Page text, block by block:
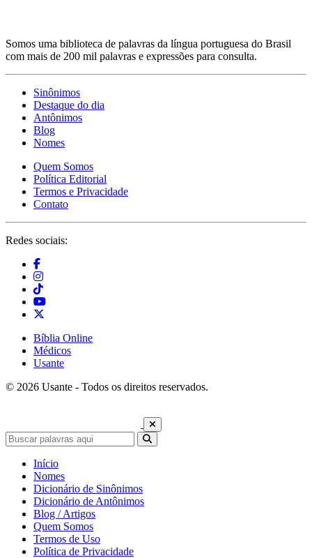
Somos uma biblioteca de palavras da língua portuguesa do Brasil
com mais de 200 mil palavras e expressões para consulta.
Sinônimos
Destaque do dia
Antônimos
Blog
Nomes
Quem Somos
Política Editorial
Termos e Privacidade
Contato
Redes sociais:
Bíblia Online
Médicos
Usante
© 2026 Usante - Todos os direitos reservados.
Início
Nomes
Dicionário de Sinônimos
Dicionário de Antônimos
Blog / Artigos
Quem Somos
Termos de Uso
Política de Privacidade